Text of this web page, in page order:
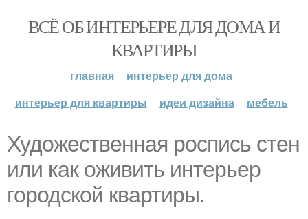
ВСЁ ОБ ИНТЕРЬЕРЕ ДЛЯ ДОМА И
КВАРТИРЫ
главная
интерьер для дома
интерьер для квартиры
идеи дизайна мебель
Художественная роспись стен
или как оживить интерьер
городской квартиры.